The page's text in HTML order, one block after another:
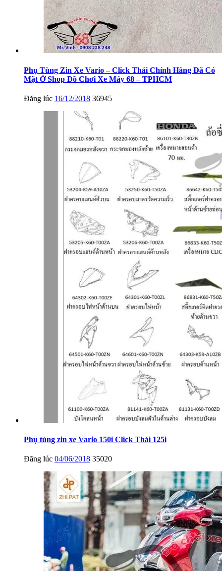
Phụ Tùng Zin Xe Vario – Click Thái Chính Hãng Đã Có
Mặt Ở Shop Đồ Chơi Xe Máy 68 – TPHCM
Đăng lúc 16/12/2018 36945
Phụ tùng zin xe Vario 150i Click Thái 125i
Đăng lúc 04/06/2018 35020